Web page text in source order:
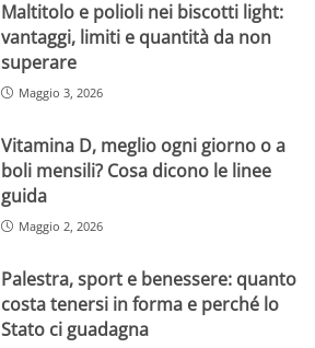
Maltitolo e polioli nei biscotti light:
vantaggi, limiti e quantità da non
superare
Maggio 3, 2026
Vitamina D, meglio ogni giorno o a
boli mensili? Cosa dicono le linee
guida
Maggio 2, 2026
Palestra, sport e benessere: quanto
costa tenersi in forma e perché lo
Stato ci guadagna